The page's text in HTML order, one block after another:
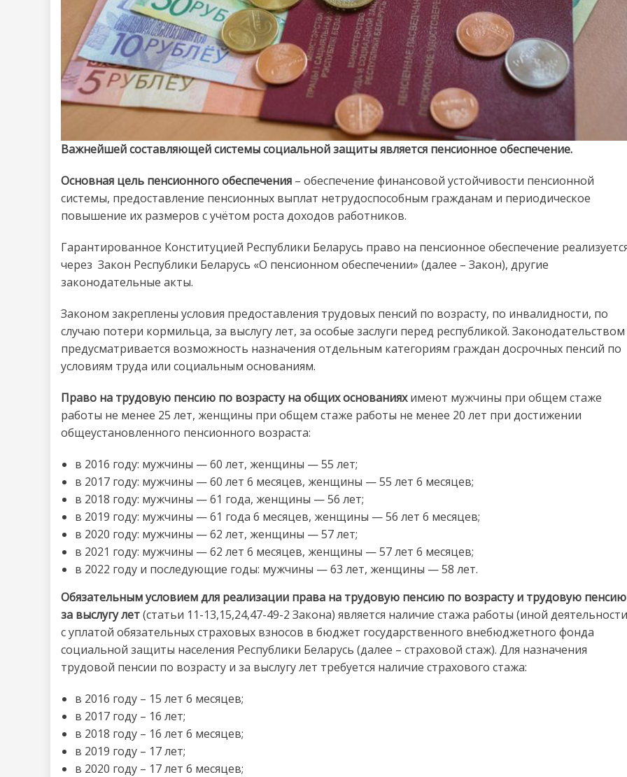
Важнейшей составляющей системы социальной защиты является пенсионное обеспечение.
Основная цель пенсионного обеспечения – обеспечение финансовой устойчивости пенсионной
системы, предоставление пенсионных выплат нетрудоспособным гражданам и периодическое
повышение их размеров с учётом роста доходов работников.
Гарантированное Конституцией Республики Беларусь право на пенсионное обеспечение
через Закон Республики Беларусь «О пенсионном обеспечении» (далее – Закон), другие
законодательные акты.
Законом закреплены условия предоставления трудовых пенсий по возрасту, по инвалидности, по
случаю потери кормильца, за выслугу лет, за особые заслуги перед республикой. Законодательством
предусматривается возможность назначения отдельным категориям граждан досрочных пенсий по
условиям труда или социальным основаниям.
Право на трудовую пенсию по возрасту на общих основанияхимеют мужчины при общем стаже
работы не менее 25 лет, женщины при общем стаже работы не менее 20 лет при достижении
общеустановленного пенсионного возраста:
в 2016 году: мужчины — 60 лет, женщины — 55 лет;
в 2017 году: мужчины — 60 лет 6 месяцев, женщины — 55 лет 6 месяцев;
в 2018 году: мужчины — 61 года, женщины — 56 лет;
в 2019 году: мужчины — 61 года 6 месяцев, женщины — 56 лет 6 месяцев;
в 2020 году: мужчины — 62 лет, женщины — 57 лет;
в 2021 году: мужчины — 62 лет 6 месяцев, женщины — 57 лет 6 месяцев;
в 2022 году и последующие годы: мужчины — 63 лет, женщины — 58 лет.
Обязательным условием для реализации права на трудовую пенсию по возрасту и трудовую пенсию
за выслугу лет(статьи 11-13,15,24,47-49-2 Закона) является наличие стажа работы (иной
с уплатой обязательных страховых взносов в бюджет государственного внебюджетного фонда
социальной защиты населения Республики Беларусь (далее – страховой стаж). Для назначения
трудовой пенсии по возрасту и за выслугу лет требуется наличие страхового стажа:
в 2016 году – 15 лет 6 месяцев;
в 2017 году – 16 лет;
в 2018 году – 16 лет 6 месяцев;
в 2019 году – 17 лет;
в 2020 году – 17 лет 6 месяцев;